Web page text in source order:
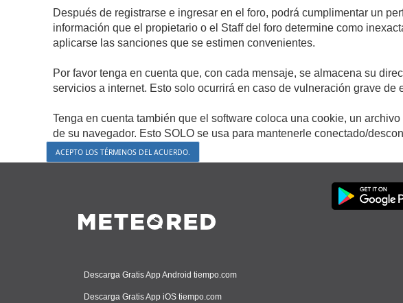
Después de registrarse e ingresar en el foro, podrá cumplimentar un
información que el propietario o el Staff del foro determine como
aplicarse las sanciones que se estimen convenientes.
Por favor tenga en cuenta que, con cada mensaje, se almacena su
servicios a internet. Esto solo ocurrirá en caso de vulneración grave de
Tenga en cuenta también que el software coloca una cookie, un
de su navegador. Esto SOLO se usa para mantenerle conectado/
Descarga Gratis App Android tiempo.com
Descarga Gratis App iOS tiempo.com